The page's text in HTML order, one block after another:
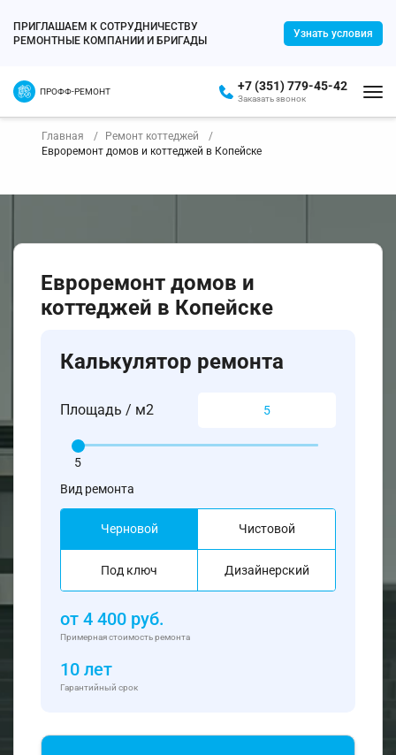
ПРИГЛАШАЕМ К СОТРУДНИЧЕСТВУ
РЕМОНТНЫЕ КОМПАНИИ И БРИГАДЫ
Узнать условия
ПРОФФ-РЕМОНТ +7 (351) 779-45-42
Заказать звонок
Главная
Ремонт коттеджей
Евроремонт домов и коттеджей в Копейске
Евроремонт домов и
коттеджей в Копейске
Калькулятор ремонта
Площадь / м2
5
Вид ремонта
Черновой Чистовой
Под ключ Дизайнерский
от 4 400 руб.
Примерная стоимость ремонта
10 лет
Гарантийный срок